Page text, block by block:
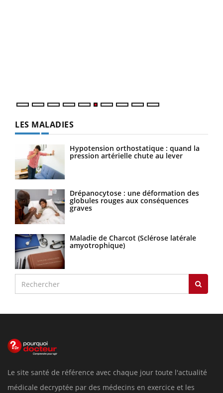
LES MALADIES
Hypotension orthostatique : quand la
pression artérielle chute au lever
Drépanocytose : une déformation des
globules rouges aux conséquences
graves
Maladie de Charcot (Sclérose latérale
amyotrophique)
Le site santé de référence avec chaque jour toute l'actualité
médicale decryptée par des médecins en exercice et les